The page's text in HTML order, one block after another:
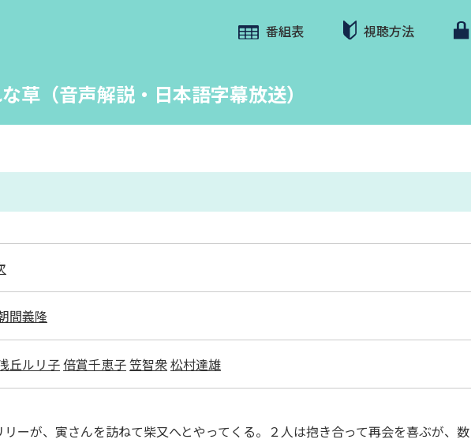
番組表 視聴方法
草（音声解説・日本語字幕放送）
間義隆
丘ルリ子倍賞千恵子笠智衆松村達雄
ーが、寅さんを訪ねて柴又へとやってくる。２人は抱き合って再会を喜ぶが、